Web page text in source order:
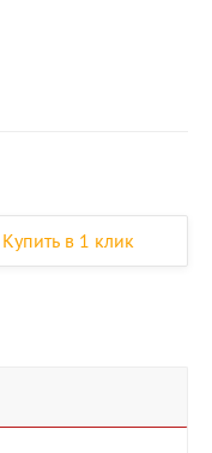
Купить в 1 клик